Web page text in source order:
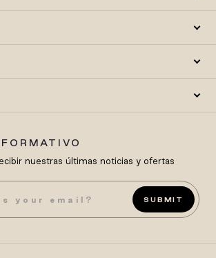
nuestras últimas noticias y ofertas
SUBMIT